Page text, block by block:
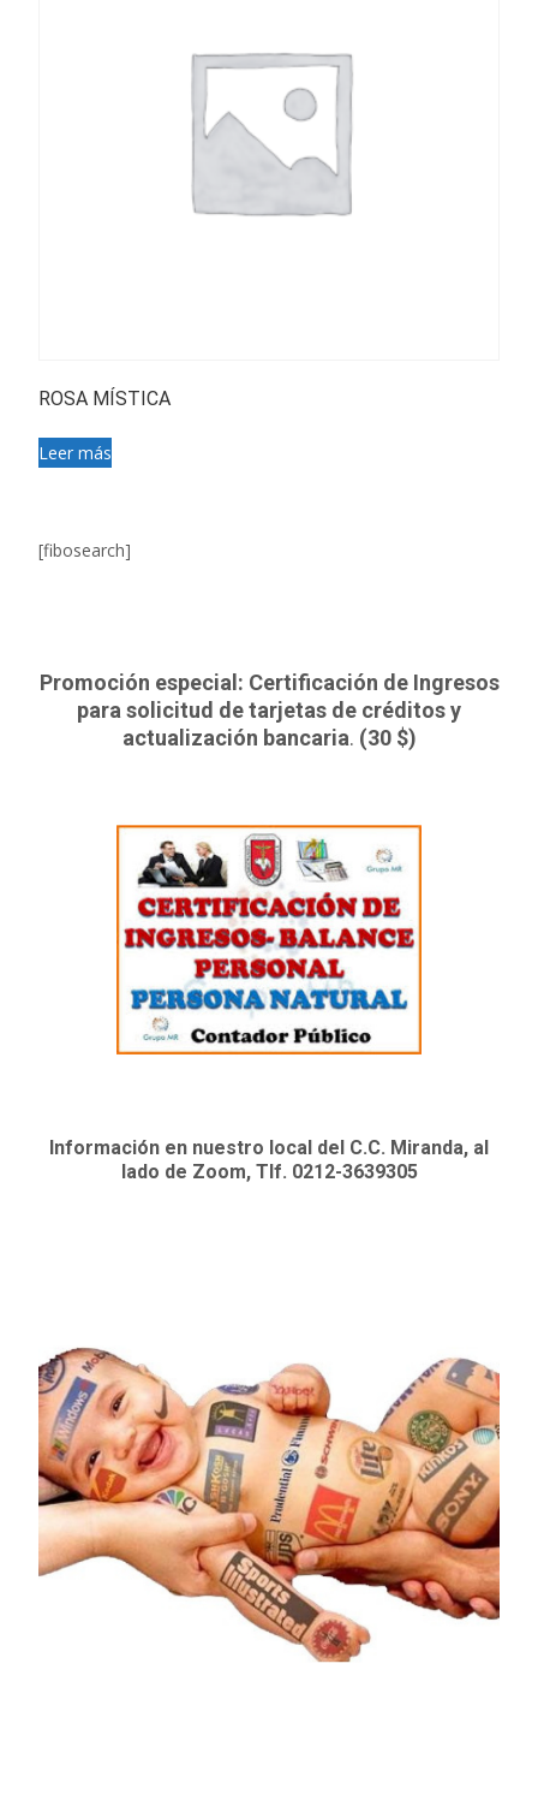
ROSA MÍSTICA
Leer más
[fibosearch]
Promoción especial: Certificación de Ingresos
para solicitud de tarjetas de créditos y
actualización bancaria. (30 $)
Información en nuestro local del C.C. Miranda, al
lado de Zoom, Tlf. 0212-3639305